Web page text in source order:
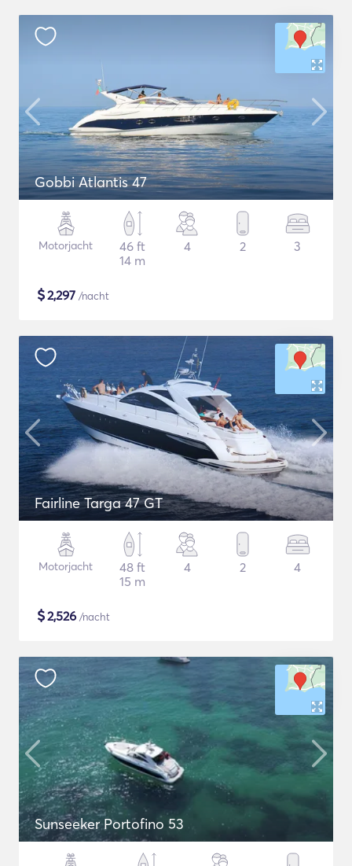
Gobbi Atlantis 47
Motorjacht
46 ft
14 m
4 2 3
$2,297 /nacht
Fairline Targa 47 GT
Motorjacht
48 ft
15 m
4 2 4
$2,526 /nacht
Sunseeker Portofino 53